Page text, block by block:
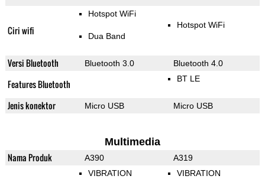
Ciri wifi
Hotspot WiFi
Dua Band
Hotspot WiFi
Versi Bluetooth Bluetooth 3.0 Bluetooth 4.0
Features Bluetooth BT LE
Jenis konektor Micro USB Micro USB
Multimedia
Nama Produk A390 A319
VIBRATION VIBRATION